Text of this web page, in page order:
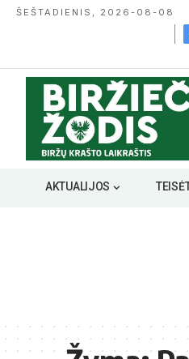
ŠEŠTADIENIS, 2026-08-08
AKTUALIJOS